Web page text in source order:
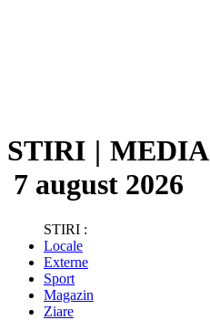
STIRI | MEDIA
7 august 2026
STIRI :
Locale
Externe
Sport
Magazin
Ziare